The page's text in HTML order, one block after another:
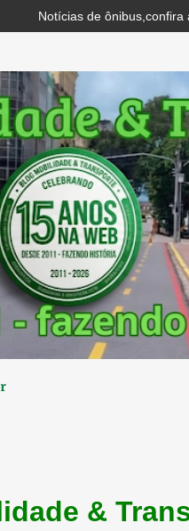
Pular para o
Notícias de ônibus,confira
&